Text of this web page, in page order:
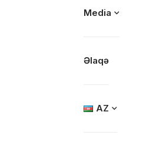
Media
Əlaqə
AZ